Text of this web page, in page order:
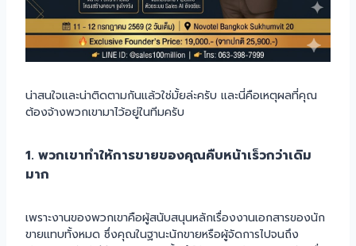
น่าสนใจและน่าติดตามกันแล้วใช่มั้ยล่ะครับ และนี่คือเหตุผลที่คุณ
ต้องจ้างพวกเขามาไว้อยู่ในทีมครับ
1. พวกเขาทำให้การขายของคุณคืบหน้าเร็วกว่าเดิม
มาก
เพราะงานของพวกเขาคือผู้สนับสนุนหลักเรื่องงานเอกสารของนัก
ขายแทบทั้งหมด ซึ่งคุณในฐานะนักขายหรือผู้จัดการไปจนถึง